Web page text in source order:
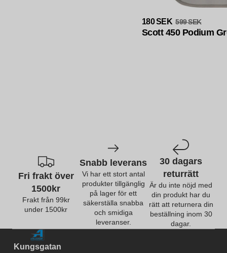
180 SEK 599 SEK
Scott 450 Podium
Fri frakt över
1500kr
Frakt från 99kr
under 1500kr
Snabb leverans
Vi har ett stort antal
produkter tillgänglig
på lager för ett
säkerställa snabba
och smidiga
leveranser.
30 dagars
returrätt
Är du inte nöjd med
din produkt har du
rätt att returnera din
beställning inom 30
dagar.
Kungsgatan